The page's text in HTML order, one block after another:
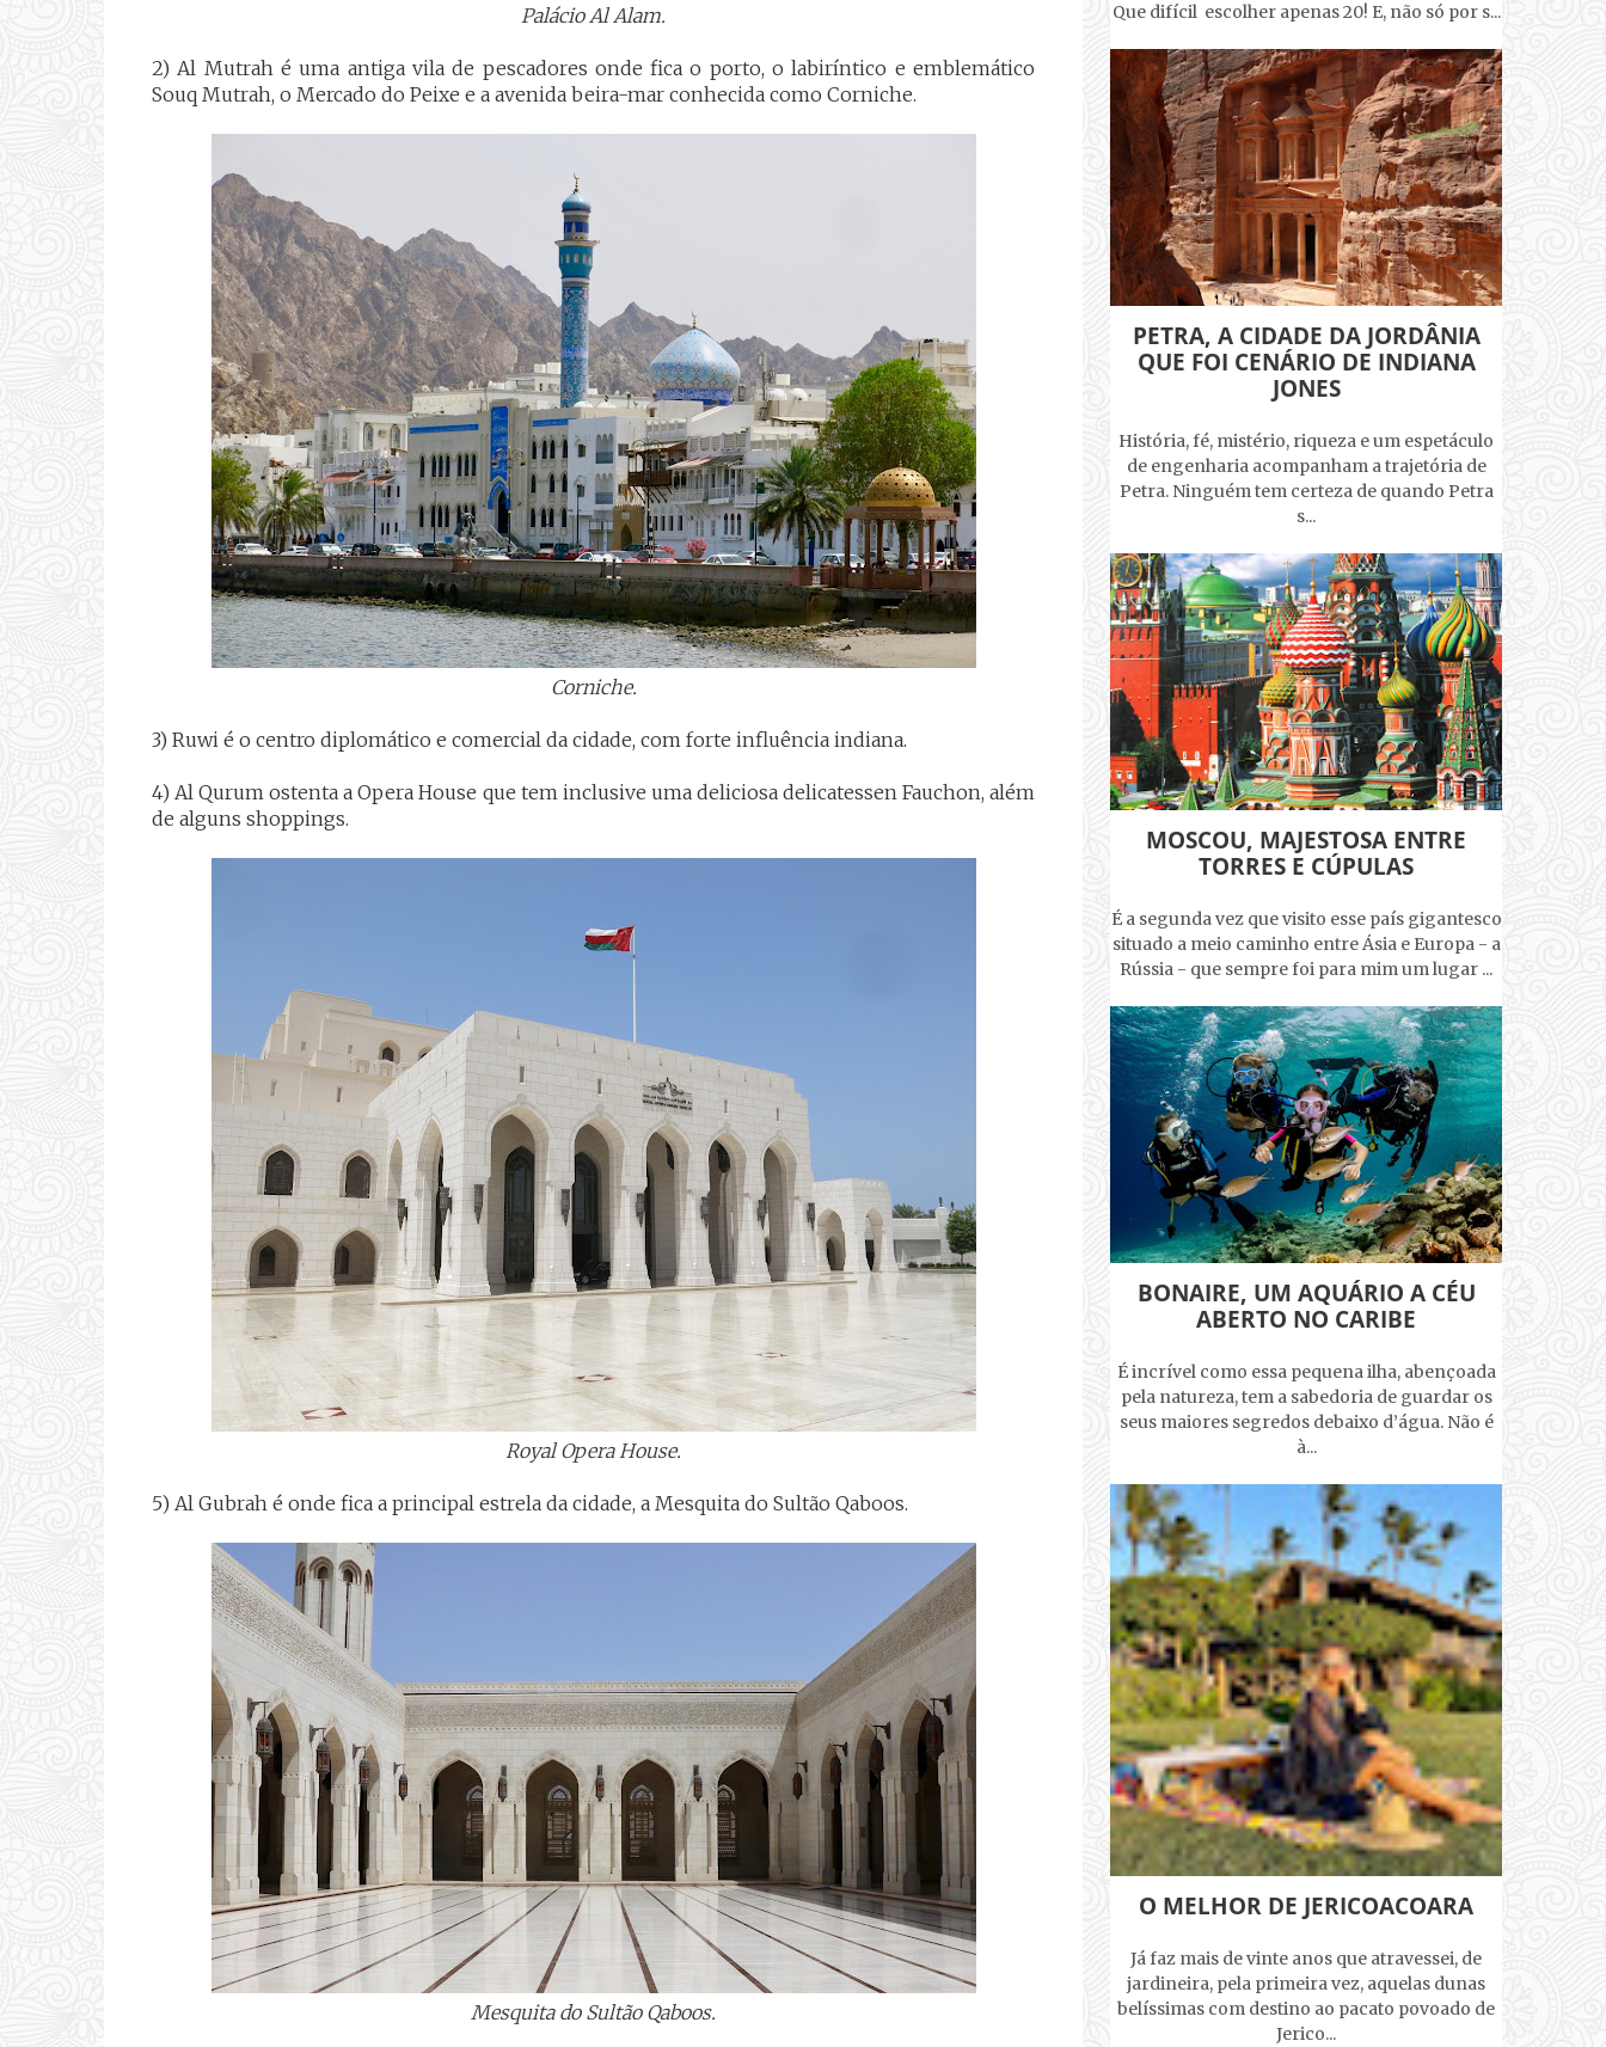
Palácio Al Alam.
2) Al Mutrah é uma antiga vila de pescadores onde fica o porto, o labiríntico e emblemático
Souq Mutrah, o Mercado do Peixe e a avenida beira-mar conhecida como Corniche.
Corniche.
3) Ruwi é o centro diplomático e comercial da cidade, com forte influência indiana.
4) Al Qurum ostenta a Opera House que tem inclusive uma deliciosa delicatessen Fauchon, além
de alguns shoppings.
Royal Opera House.
5) Al Gubrah é onde fica a principal estrela da cidade, a Mesquita do Sultão Qaboos.
Mesquita do Sultão Qaboos.
Que difícil escolher apenas 20! E, não só por s...
PETRA, A CIDADE DA JORDÂNIA
QUE FOI CENÁRIO DE INDIANA
JONES
História, fé, mistério, riqueza e um espetáculo
de engenharia acompanham a trajetória de
Petra. Ninguém tem certeza de quando Petra
s...
MOSCOU, MAJESTOSA ENTRE
TORRES E CÚPULAS
É a segunda vez que visito esse país gigantesco
situado a meio caminho entre Ásia e Europa - a
Rússia - que sempre foi para mim um lugar ...
BONAIRE, UM AQUÁRIO A CÉU
ABERTO NO CARIBE
É incrível como essa pequena ilha, abençoada
pela natureza, tem a sabedoria de guardar os
seus maiores segredos debaixo d’água. Não é
à...
O MELHOR DE JERICOACOARA
Já faz mais de vinte anos que atravessei, de
jardineira, pela primeira vez, aquelas dunas
belíssimas com destino ao pacato povoado de
Jerico...